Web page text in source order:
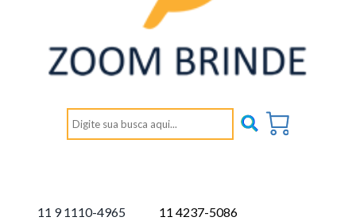
11 9 1110-4965
11 4237-5086